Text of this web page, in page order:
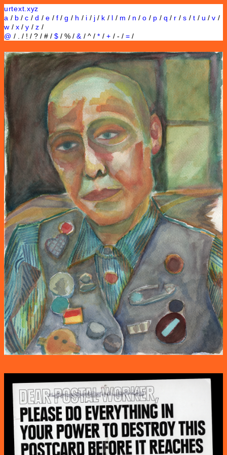
urtext.xyz
a / b /c /d / e / f /g / h / i / j / k / l / m / n /o / p / q / r /s / t / u /v /
w / x /y /z /
@ / . / ! / ? / # / $ / % /& / ^ /* / + / - / = /